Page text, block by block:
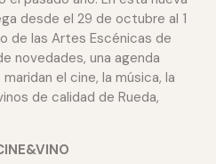
desde el 29 de octubre al 1
de las Artes Escénicas de
novedades, una agenda
el cine, la música, la
de calidad de Rueda,